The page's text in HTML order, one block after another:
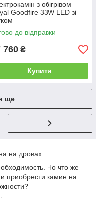
з обігрівом
Goodfire 33W LED зі
до відправки
760 ₴
Купити
ще
на дровах.
Но что же
и приобрести камин на